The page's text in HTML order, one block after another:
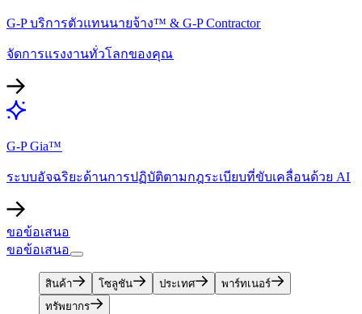
G-P บริการตัวแทนนายจ้าง™ & G-P Contractor​​
จัดการแรงงานทั่วโลกของคุณ​​
G-P Gia™​​
ระบบอัจฉริยะด้านการปฏิบัติตามกฎระเบียบที่ขับเคลื่อนด้วย AI​​
ขอข้อเสนอ​​
ขอข้อเสนอ​​
สินค้า​​ โซลูชัน​​ ประเทศ​​
พาร์ทเนอร์​​
ทรัพยากร​​